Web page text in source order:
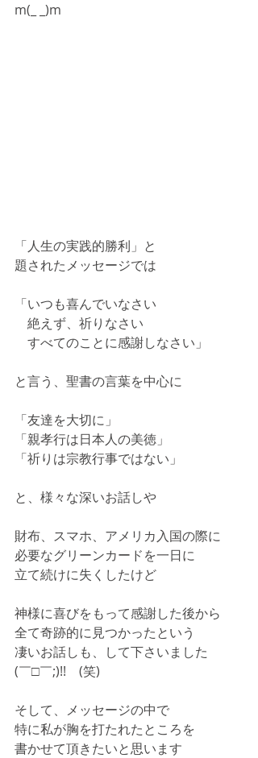
m(_ _)m
「人生の実践的勝利」と
題されたメッセージでは
「いつも喜んでいなさい
絶えず、祈りなさい
すべてのことに感謝しなさい」
と言う、聖書の言葉を中心に
「友達を大切に」
「親孝行は日本人の美徳」
「祈りは宗教行事ではない」
と、様々な深いお話しや
財布、スマホ、アメリカ入国の際に
必要なグリーンカードを一日に
立て続けに失くしたけど
神様に喜びをもって感謝した後から
全て奇跡的に見つかったという
凄いお話しも、して下さいました
(￣□￣;)!!　(笑)
そして、メッセージの中で
特に私が胸を打たれたところを
書かせて頂きたいと思います